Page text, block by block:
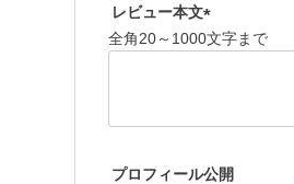
レビュー本文
(
全角20～1000文字まで
プロフィール公開